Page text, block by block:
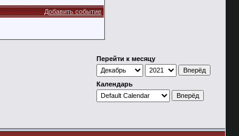
Добавить событие
Перейти к месяцу
Календарь